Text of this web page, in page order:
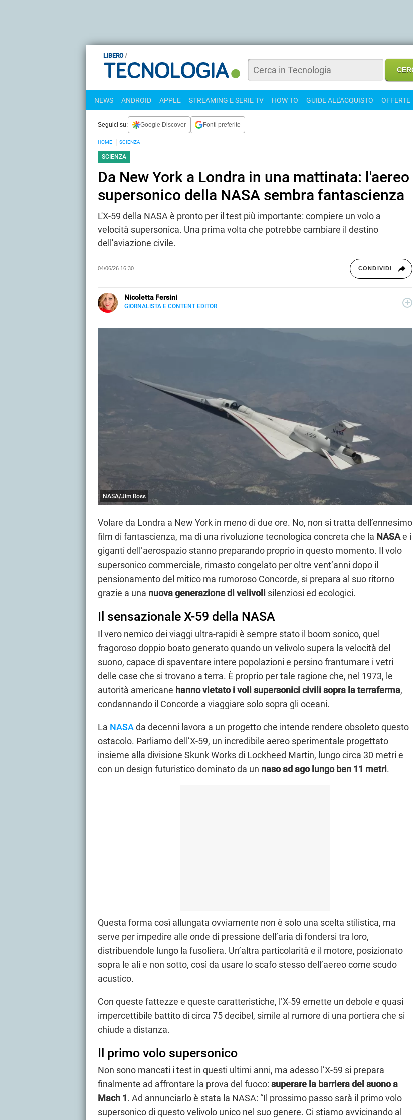
LIBERO
NEWS ANDROID APPLE STREAMING E SERIE TV HOW TO GUIDE ALL'ACQUISTO OFFERTE
Seguici su: Google Discover Fonti preferite
HOME SCIENZA
SCIENZA
Da New York a Londra in una mattinata: l'aereo
supersonico della NASA sembra fantascienza
L'X-59 della NASA è pronto per il test più importante: compiere un volo a
velocità supersonica. Una prima volta che potrebbe cambiare il destino
dell'aviazione civile.
04/06/26 16:30 CONDIVIDI
Nicoletta Fersini
GIORNALISTA E CONTENT EDITOR
NASA/Jim Ross
Volare da Londra a New York in meno di due ore. No, non si tratta dell’ennesimo
film di fantascienza, ma di una rivoluzione tecnologica concreta che la NASAe i
giganti dell’aerospazio stanno preparando proprio in questo momento. Il volo
supersonico commerciale, rimasto congelato per oltre vent’anni dopo il
pensionamento del mitico ma rumoroso Concorde, si prepara al suo ritorno
grazie a una nuova generazione di velivoli silenziosi ed ecologici.
Il sensazionale X-59 della NASA
Il vero nemico dei viaggi ultra-rapidi è sempre stato il boom sonico, quel
fragoroso doppio boato generato quando un velivolo supera la velocità del
suono, capace di spaventare intere popolazioni e persino frantumare i vetri
delle case che si trovano a terra. È proprio per tale ragione che, nel 1973, le
autorità americane hanno vietato i voli supersonici civili sopra la terraferma,
condannando il Concorde a viaggiare solo sopra gli oceani.
La NASAda decenni lavora a un progetto che intende rendere obsoleto questo
ostacolo. Parliamo dell’X-59, un incredibile aereo sperimentale progettato
insieme alla divisione Skunk Works di Lockheed Martin, lungo circa 30 metri e
con un design futuristico dominato da un naso ad ago lungo ben 11 metri.
Questa forma così allungata ovviamente non è solo una scelta stilistica, ma
serve per impedire alle onde di pressione dell’aria di fondersi tra loro,
distribuendole lungo la fusoliera. Un’altra particolarità e il motore, posizionato
sopra le ali e non sotto, così da usare lo scafo stesso dell’aereo come scudo
acustico.
Con queste fattezze e queste caratteristiche, l’X-59 emette un debole e quasi
impercettibile battito di circa 75 decibel, simile al rumore di una portiera che si
chiude a distanza.
Il primo volo supersonico
Non sono mancati i test in questi ultimi anni, ma adesso l’X-59 si prepara
finalmente ad affrontare la prova del fuoco: superare la barriera del suono a
Mach 1. Ad annunciarlo è stata la NASA: “Il prossimo passo sarà il primo volo
supersonico di questo velivolo unico nel suo genere. Ci stiamo avvicinando al